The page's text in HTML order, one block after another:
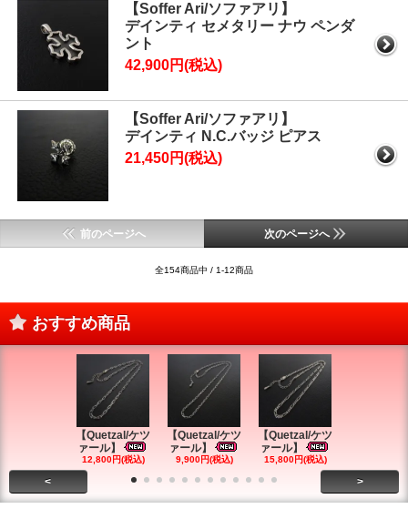
【Soffer Ari/ソファアリ】
デインティ セメタリー ナウ ペンダ
ント
42,900円(税込)
【Soffer Ari/ソファアリ】
デインティ N.C.バッジ ピアス
21,450円(税込)
前のページへ 次のページへ
全154商品中 / 1-12商品
おすすめ商品
【Quetzal/ケツ
ァール】
12,800円(税込)
【Quetzal/ケツ
ァール】
9,900円(税込)
【Quetzal/ケツ
ァール】
15,800円(税込)
< >